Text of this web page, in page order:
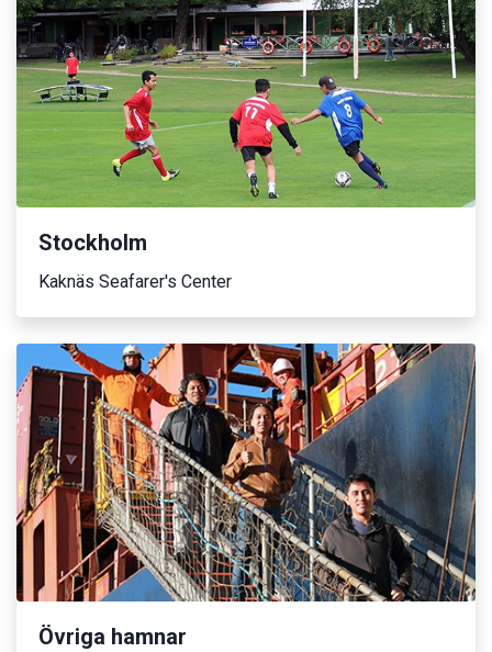
Stockholm
Kaknäs Seafarer's Center
Övriga hamnar